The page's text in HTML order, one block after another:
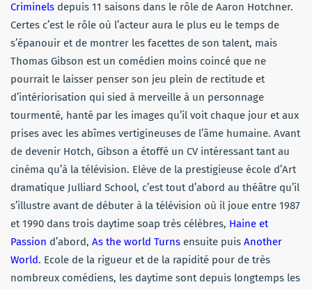
Criminels depuis 11 saisons dans le rôle de Aaron Hotchner.
Certes c’est le rôle où l’acteur aura le plus eu le temps de
s’épanouir et de montrer les facettes de son talent, mais
Thomas Gibson est un comédien moins coincé que ne
pourrait le laisser penser son jeu plein de rectitude et
d’intériorisation qui sied à merveille à un personnage
tourmenté, hanté par les images qu’il voit chaque jour et aux
prises avec les abîmes vertigineuses de l’âme humaine. Avant
de devenir Hotch, Gibson a étoffé un CV intéressant tant au
cinéma qu’à la télévision. Elève de la prestigieuse école d’Art
dramatique Julliard School, c’est tout d’abord au théâtre qu’il
s’illustre avant de débuter à la télévision où il joue entre 1987
et 1990 dans trois daytime soap très célèbres, Haine et
Passion d’abord, As the world Turns ensuite puis Another
World. Ecole de la rigueur et de la rapidité pour de très
nombreux comédiens, les daytime sont depuis longtemps les